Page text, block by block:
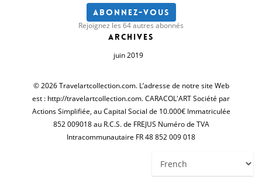
Abonnez-vous
Rejoignez les 64 autres abonnés
Archives
juin 2019
© 2026 Travelartcollection.com. L’adresse de notre site Web
est : http://travelartcollection.com. CARACOL'ART Société par
Actions Simplifiée, au Capital Social de 10.000€ Immatriculée
852 009018 au R.C.S. de FREJUS Numéro de TVA
Intracommunautaire FR 48 852 009 018